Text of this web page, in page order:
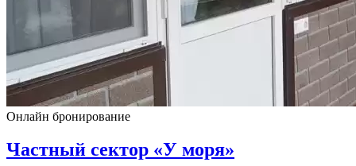
Онлайн бронирование
Частный сектор «У моря»